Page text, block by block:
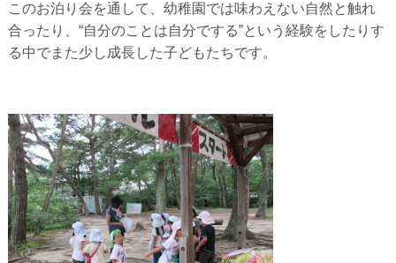
このお泊り会を通して、幼稚園では味わえない自然と触れ
合ったり、“自分のことは自分でする”という経験をしたりす
る中でまた少し成長した子どもたちです。